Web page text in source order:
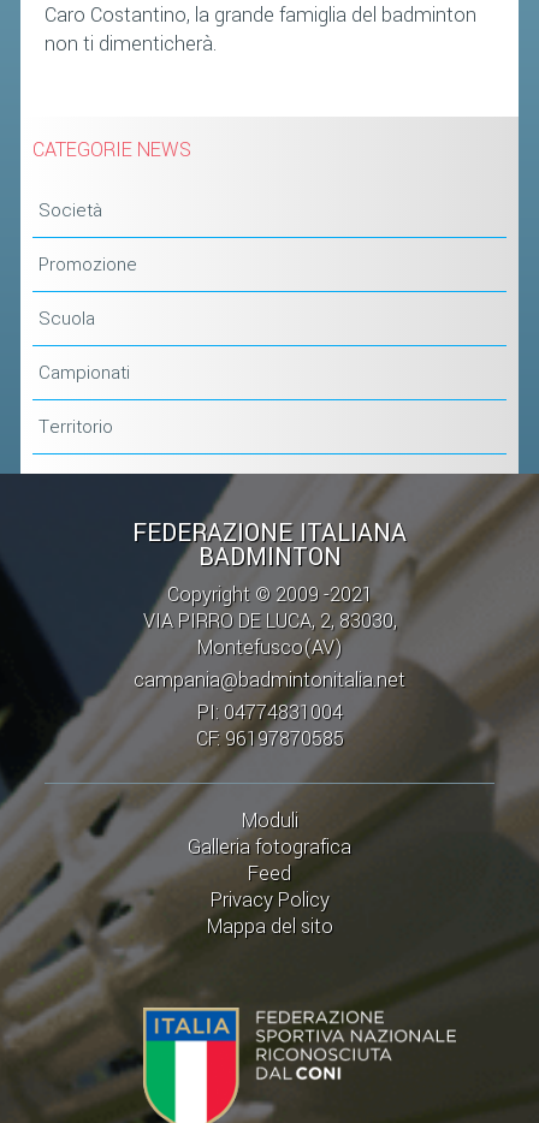
Caro Costantino, la grande famiglia del badminton
non ti dimenticherà.
CATEGORIE NEWS
Società
Promozione
Scuola
Campionati
Territorio
FEDERAZIONE ITALIANA
BADMINTON
Copyright © 2009 -2021
VIA PIRRO DE LUCA, 2, 83030,
Montefusco(AV)
campania@badmintonitalia.net
PI: 04774831004
CF: 96197870585
Moduli
Galleria fotografica
Feed
Privacy Policy
Mappa del sito